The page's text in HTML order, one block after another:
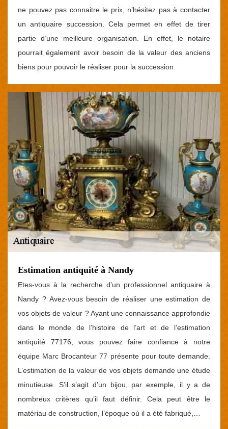
ne pouvez pas connaitre le prix, n’hésitez pas à contacter
un antiquaire succession. Cela permet en effet de tirer
partie d’une meilleure organisation. En effet, le notaire
pourrait également avoir besoin de la valeur des anciens
biens pour pouvoir le réaliser pour la succession.
Estimation antiquité à Nandy
Etes-vous à la recherche d’un professionnel antiquaire à
Nandy ? Avez-vous besoin de réaliser une estimation de
vos objets de valeur ? Ayant une connaissance approfondie
dans le monde de l’histoire de l’art et de l’estimation
antiquité 77176, vous pouvez faire confiance à notre
équipe Marc Brocanteur 77 présente pour toute demande.
L’estimation de la valeur de vos objets demande une étude
minutieuse. S’il s’agit d’un bijou, par exemple, il y a de
nombreux critères qu’il faut définir. Cela peut être le
matériau de construction, l’époque où il a été fabriqué,…